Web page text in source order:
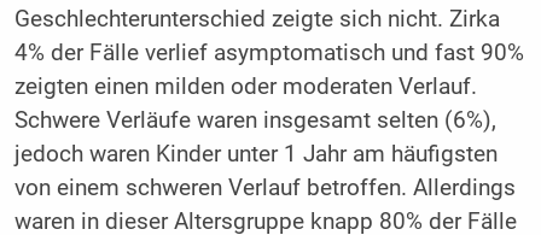
Geschlechterunterschied zeigte sich nicht. Zirka
4% der Fälle verlief asymptomatisch und fast 90%
zeigten einen milden oder moderaten Verlauf.
Schwere Verläufe waren insgesamt selten (6%),
jedoch waren Kinder unter 1 Jahr am häufigsten
von einem schweren Verlauf betroffen. Allerdings
waren in dieser Altersgruppe knapp 80% der Fälle